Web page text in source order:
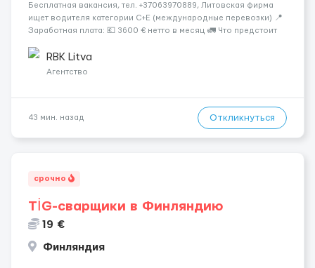
Бесплатная вакансия, тел. +37063970889, Литовская фирма
ищет водителя категории C+E (международные перевозки) 📍
Заработная плата: 💶 3600 € нетто в месяц 🚛 Что предстоит
рефрижераторах. В среднем 400–500 км в день. Погрузки и
разгрузки ...
RBK Litva
Агентство
43 мин. назад Откликнуться
срочно
TİG-сварщики в Финляндию
19 €
Финляндия